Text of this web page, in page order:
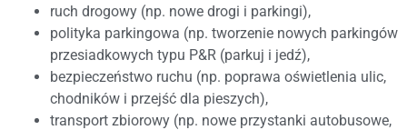
ruch drogowy (np. nowe drogi i parkingi),
polityka parkingowa (np. tworzenie nowych parkingów
przesiadkowych typu P&R (parkuj i jedź),
bezpieczeństwo ruchu (np. poprawa oświetlenia ulic,
chodników i przejść dla pieszych),
transport zbiorowy (np. nowe przystanki autobusowe,